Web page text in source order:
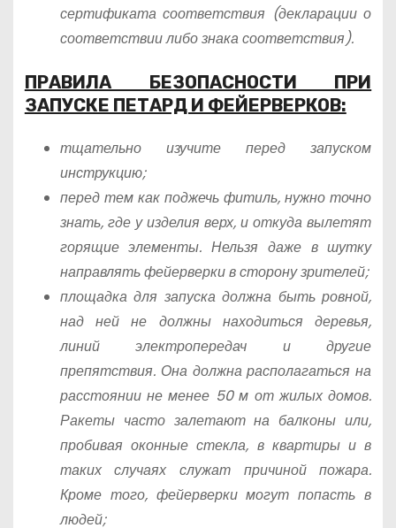
сертификата соответствия (декларации о
соответствии либо знака соответствия).
ПРАВИЛА БЕЗОПАСНОСТИ ПРИ
ЗАПУСКЕ ПЕТАРД И ФЕЙЕРВЕРКОВ:
тщательно изучите перед запуском
инструкцию;
перед тем как поджечь фитиль, нужно точно
знать, где у изделия верх, и откуда вылетят
горящие элементы. Нельзя даже в шутку
направлять фейерверки в сторону зрителей;
площадка для запуска должна быть ровной,
над ней не должны находиться деревья,
линий электропередач и другие
препятствия. Она должна располагаться на
расстоянии не менее 50 м от жилых домов.
Ракеты часто залетают на балконы или,
пробивая оконные стекла, в квартиры и в
таких случаях служат причиной пожара.
Кроме того, фейерверки могут попасть в
людей;